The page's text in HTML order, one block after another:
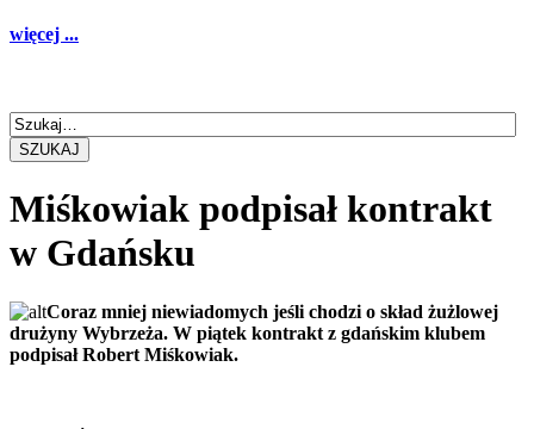
więcej ...
SZUKAJ
Miśkowiak podpisał kontrakt
w Gdańsku
Coraz mniej niewiadomych jeśli chodzi o skład żużlowej
drużyny Wybrzeża. W piątek kontrakt z gdańskim klubem
podpisał Robert Miśkowiak.